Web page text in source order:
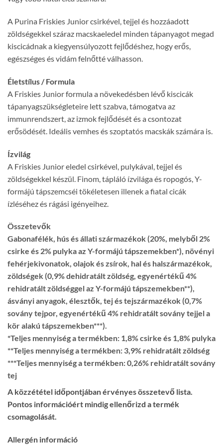
A Purina Friskies Junior csirkével, tejjel és hozzáadott
zöldségekkel száraz macskaeledel minden tápanyagot megad
kiscicádnak a kiegyensúlyozott fejlődéshez, hogy erős,
egészséges és vidám felnőtté válhasson.
Életstílus / Formula
A Friskies Junior formula a növekedésben lévő kiscicák
tápanyagszükségleteire lett szabva, támogatva az
immunrendszert, az izmok fejlődését és a csontozat
erősödését. Ideális vemhes és szoptatós macskák számára is.
Ízvilág
A Friskies Junior eledel csirkével, pulykával, tejjel és
zöldségekkel készül. Finom, tápláló ízvilága és ropogós, Y-
formájú tápszemcséi tökéletesen illenek a fiatal cicák
ízléséhez és rágási igényeihez.
Összetevők
Gabonafélék, hús és állati származékok (20%, melyből 2%
csirke és 2% pulyka az Y-formájú tápszemekben*), növényi
fehérjekivonatok, olajok és zsírok, hal és halszármazékok,
zöldségek (0,9% dehidratált zöldség, egyenértékű 4%
rehidratált zöldséggel az Y-formájú tápszemekben**),
ásványi anyagok, élesztők, tej és tejszármazékok (0,7%
sovány tejpor, egyenértékű 4% rehidratált sovány tejjel a
kör alakú tápszemekben***).
*Teljes mennyiség a termékben: 1,8% csirke és 1,8% pulyka
**Teljes mennyiség a termékben: 3,9% rehidratált zöldség
***Teljes mennyiség a termékben: 0,26% rehidratált sovány
tej
A közzététel időpontjában érvényes összetevő lista.
Pontos információért mindig ellenőrizd a termék
csomagolását.
Allergén információ